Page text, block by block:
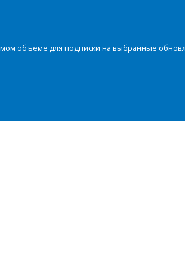
объеме для подписки на выбранные